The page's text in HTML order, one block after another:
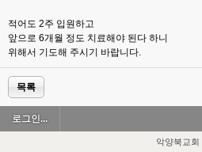
적어도 2주 입원하고
앞으로 6개월 정도 치료해야 된다 하니
위해서 기도해 주시기 바랍니다.
목록
로그인...
악양북교회